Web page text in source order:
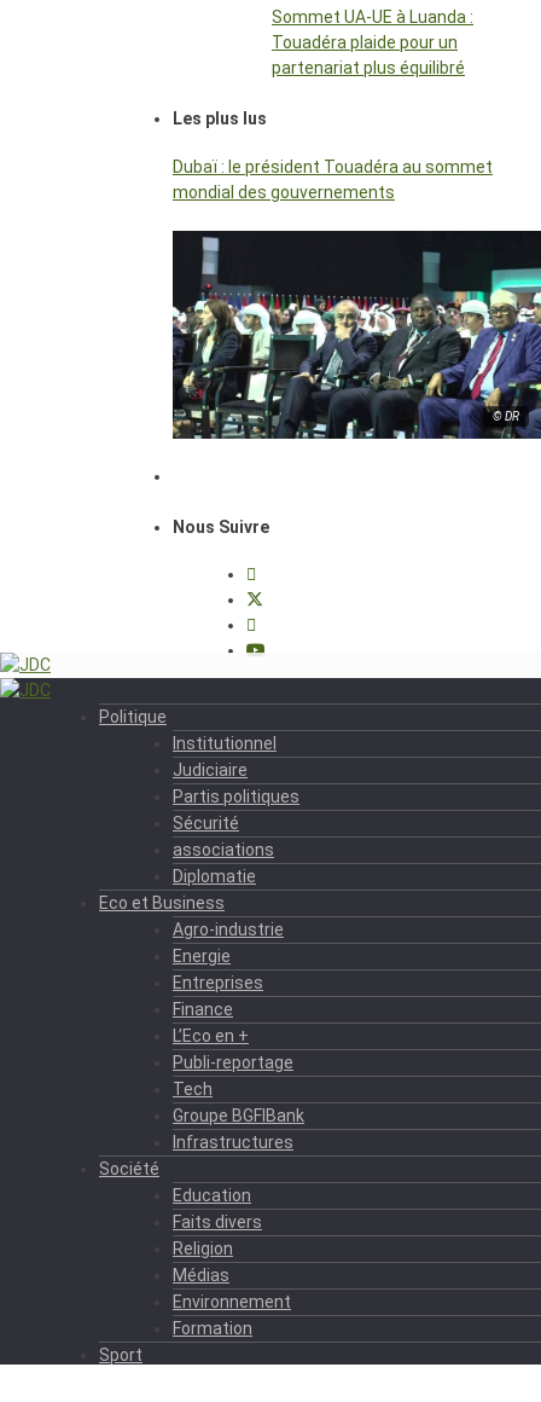
Sommet UA-UE à Luanda :
Touadéra plaide pour un
partenariat plus équilibré
Les plus lus
Dubaï : le président Touadéra au sommet
mondial des gouvernements
© DR
Nous Suivre
Politique
Institutionnel
Judiciaire
Partis politiques
Sécurité
associations
Diplomatie
Eco et Business
Agro-industrie
Energie
Entreprises
Finance
L’Eco en +
Publi-reportage
Tech
Groupe BGFIBank
Infrastructures
Société
Education
Faits divers
Religion
Médias
Environnement
Formation
Sport